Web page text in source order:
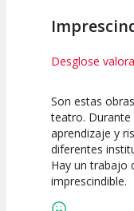
Desglose
10
Calidad del
Espectáculo
Son estas
teatro. Durante
aprendizaje y
diferentes
Hay un trabajo
imprescindible.